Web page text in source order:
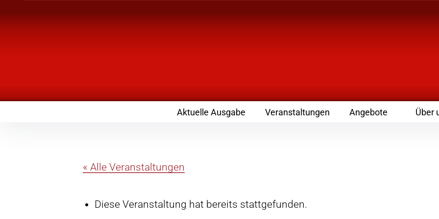
Landknirpse – Die Zeitschrift für Leute
Aktuelle Ausgabe Veranstaltungen Angebote Über
« Alle Veranstaltungen
Diese Veranstaltung hat bereits stattgefunden.